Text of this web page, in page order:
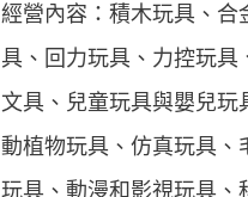
經營內容：積木玩具、
具、回力玩具、力控玩
文具、兒童玩具與嬰兒玩
動植物玩具、仿真玩具
玩具、動漫和影視玩具